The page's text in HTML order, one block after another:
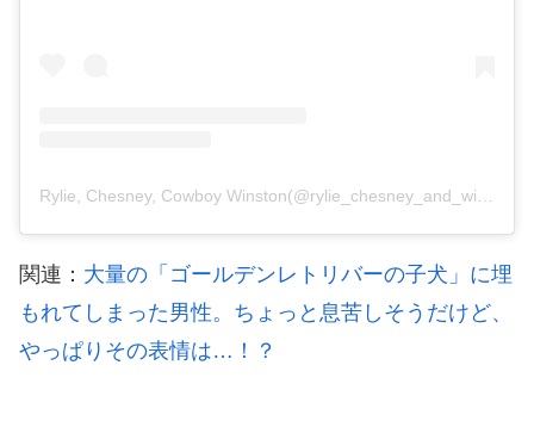
関連： 大量の「ゴールデンレトリバーの子犬」に埋
もれてしまった男性。ちょっと息苦しそうだけど、
やっぱりその表情は…！？